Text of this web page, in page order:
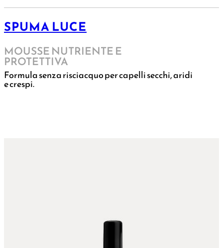
SPUMA LUCE
MOUSSE NUTRIENTE E
PROTETTIVA
Formula senza risciacquo per capelli secchi, aridi
e crespi.